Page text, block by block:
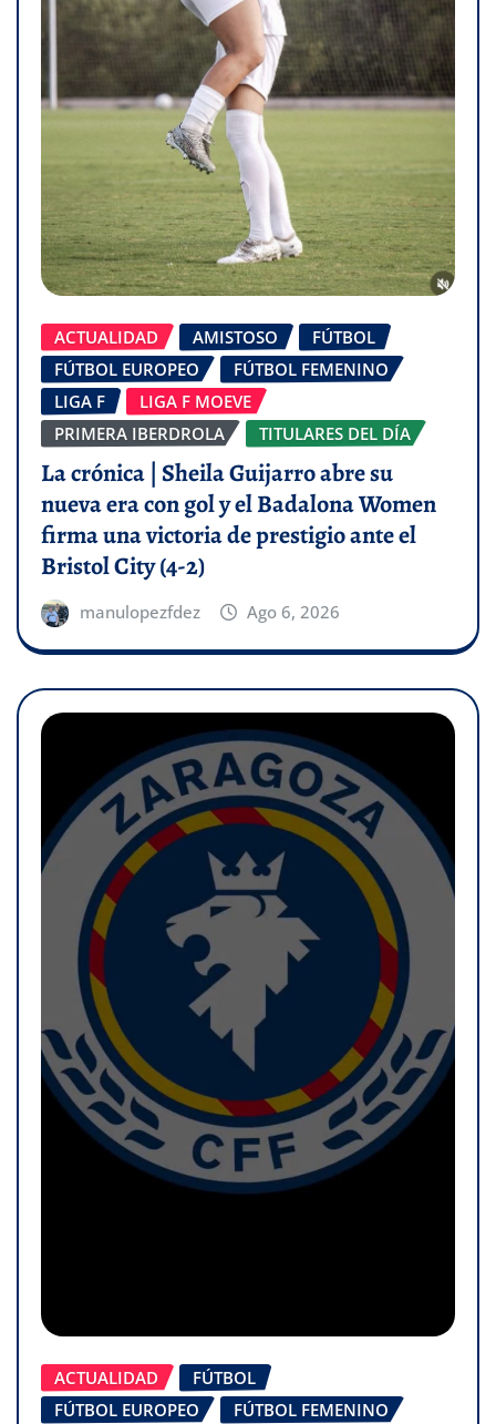
ACTUALIDAD AMISTOSO
FÚTBOL
FÚTBOL EUROPEO
FÚTBOL FEMENINO
LIGA F
LIGA F MOEVE
PRIMERA IBERDROLA
TITULARES DEL DÍA
La crónica | Sheila Guijarro abre su
nueva era con gol y el Badalona Women
firma una victoria de prestigio ante el
Bristol City (4-2)
manulopezfdez Ago 6, 2026
ACTUALIDAD
FÚTBOL
FÚTBOL EUROPEO
FÚTBOL FEMENINO